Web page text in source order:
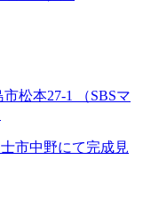
松本27-1 （SBSマ